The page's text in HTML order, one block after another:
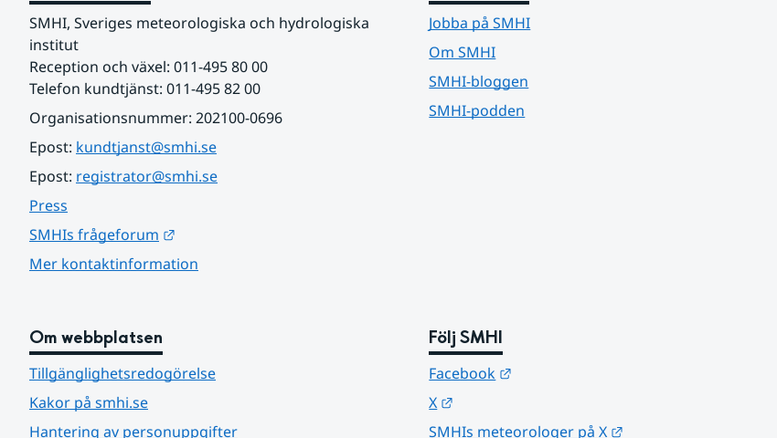
SMHI, Sveriges meteorologiska och hydrologiska
institut
Reception och växel: 011-495 80 00
Telefon kundtjänst: 011-495 82 00
Organisationsnummer: 202100-0696
Epost: kundtjanst@smhi.se
Epost: registrator@smhi.se
Press
SMHIs frågeforum
Mer kontaktinformation
Jobba på SMHI
Om SMHI
SMHI-bloggen
SMHI-podden
Om webbplatsen
Tillgänglighetsredogörelse
Kakor på smhi.se
Hantering av personuppgifter
Följ SMHI
Facebook
X
SMHIs meteorologer på X